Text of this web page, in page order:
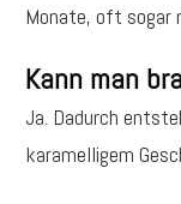
Monate, oft sogar
Kann man
Ja. Dadurch
karamelligem